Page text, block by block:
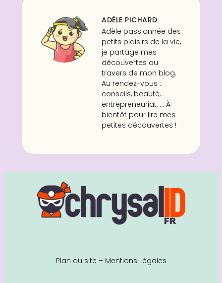
ADÈLE PICHARD
Adèle passionnée des
petits plaisirs de la vie,
je partage mes
découvertes au
travers de mon blog.
Au rendez-vous :
conseils, beauté,
entrepreneuriat, ... À
bientôt pour lire mes
petites découvertes !
Plan du site – Mentions Légales